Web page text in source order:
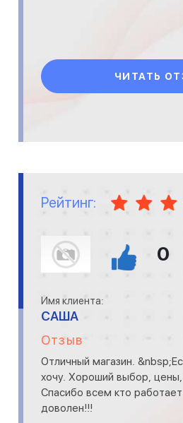
ЧИТАТЬ
Рейтинг:
0
Имя клиента:
САША
Отзыв
Отличный магазин.
хочу. Хороший выбор,
Спасибо всем кто
доволен!!!